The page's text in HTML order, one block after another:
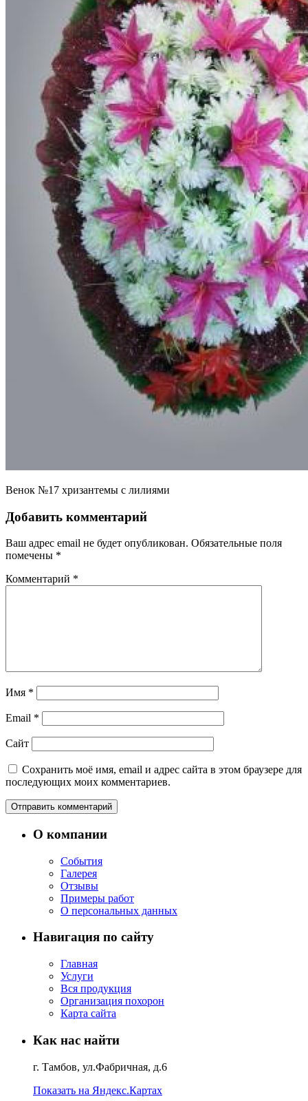
Венок №17 хризантемы с лилиями
Добавить комментарий
Ваш адрес email не будет опубликован. Обязательные поля
помечены *
Комментарий *
Имя *
Email *
Сайт
Сохранить моё имя, email и адрес сайта в этом браузере для
последующих моих комментариев.
О компании
События
Галерея
Отзывы
Примеры работ
О персональных данных
Навигация по сайту
Главная
Услуги
Вся продукция
Организация похорон
Карта сайта
Как нас найти
г. Тамбов, ул.Фабричная, д.6
Показать на Яндекс.Картах